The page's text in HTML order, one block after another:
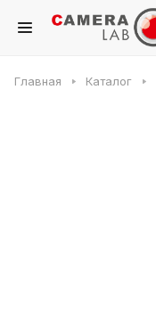
Главная Каталог